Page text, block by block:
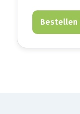
Bestellen